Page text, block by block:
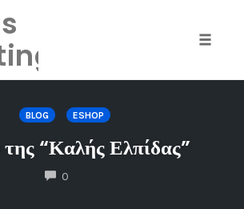
BLOG ESHOP
“Καλής Ελπίδας”
0COMMENTS